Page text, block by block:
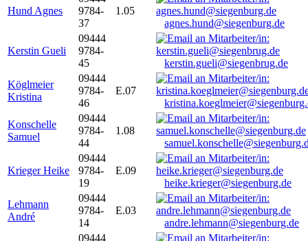
Hund Agnes
9784-
37
1.05
agnes.hund@siegenburg.de
Kerstin Gueli
09444
9784-
45
kerstin.gueli@siegenbrug.de
Köglmeier
Kristina
09444
9784-
46
E.07
Konschelle
Samuel
09444
9784-
44
1.08
Krieger Heike
09444
9784-
19
E.09
heike.krieger@siegenburg.de
Lehmann
André
09444
9784-
14
E.03
andre.lehmann@siegenburg.de
09444